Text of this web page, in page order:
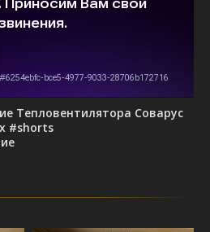
Тепловентилятора Соварус
#shorts